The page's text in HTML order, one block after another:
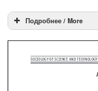
Подробнее / More